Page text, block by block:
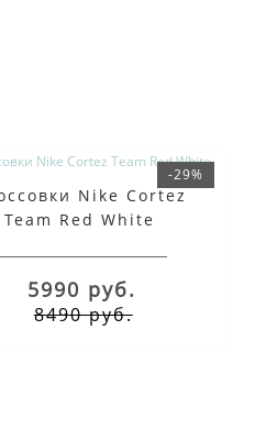
-29%
Nike Cortez
Team Red White
5990 руб.
8490 руб.